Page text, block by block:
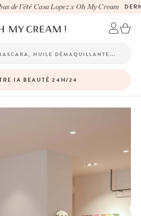
de l'été Casa Lopez x Oh My Cream
IA BEAUTÉ 24H/24